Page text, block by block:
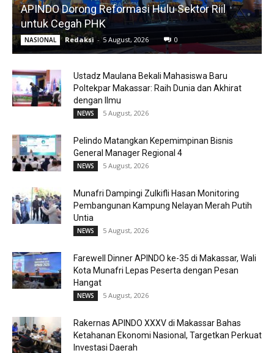
APINDO Dorong Reformasi Hulu Sektor Riil
untuk Cegah PHK
NASIONAL Redaksi - 5 August, 2026 0
Ustadz Maulana Bekali Mahasiswa Baru
Poltekpar Makassar: Raih Dunia dan Akhirat
dengan Ilmu
NEWS 5 August, 2026
Pelindo Matangkan Kepemimpinan Bisnis
General Manager Regional 4
NEWS 5 August, 2026
Munafri Dampingi Zulkifli Hasan Monitoring
Pembangunan Kampung Nelayan Merah Putih
Untia
NEWS 5 August, 2026
Farewell Dinner APINDO ke-35 di Makassar, Wali
Kota Munafri Lepas Peserta dengan Pesan
Hangat
NEWS 5 August, 2026
Rakernas APINDO XXXV di Makassar Bahas
Ketahanan Ekonomi Nasional, Targetkan Perkuat
Investasi Daerah